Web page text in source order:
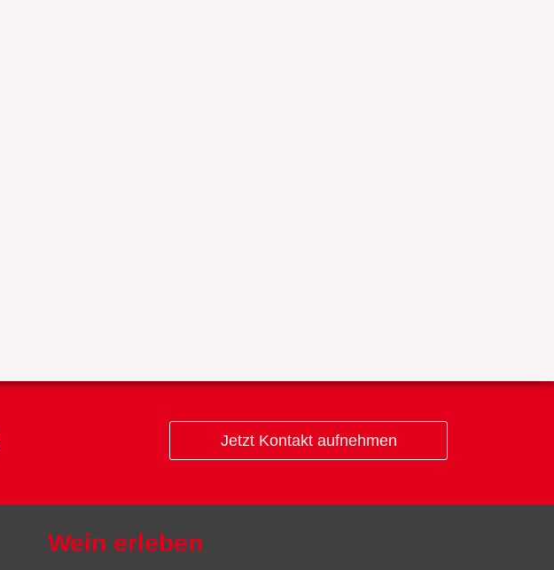
Jetzt Kontakt aufnehmen
Wein erleben